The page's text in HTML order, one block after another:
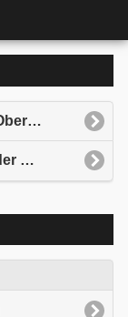
Wahl zur Oberbürgermeisterin/zum Oberbürgermeister der Kreisstadt Neunkirchen
Stichwahl des Oberbürgermeisters der Kreisstadt Neunkirchen